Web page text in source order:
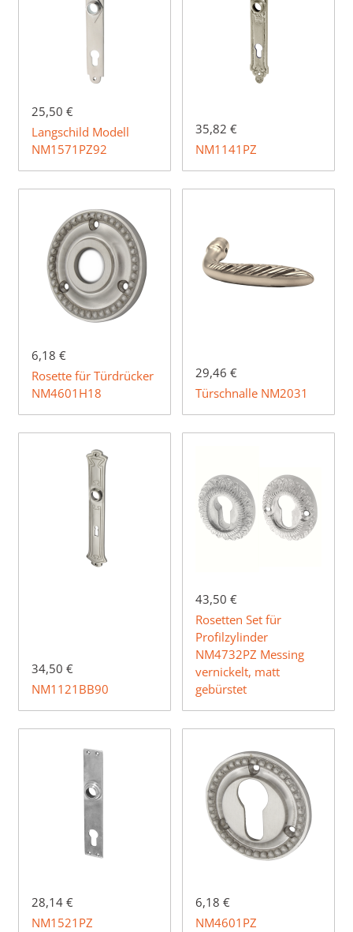
25,50 €
Langschild Modell
NM1571PZ92
35,82 €
NM1141PZ
6,18 €
Rosette für Türdrücker
NM4601H18
29,46 €
Türschnalle NM2031
34,50 €
NM1121BB90
43,50 €
Rosetten Set für
Profilzylinder
NM4732PZ Messing
vernickelt, matt
gebürstet
28,14 €
NM1521PZ
6,18 €
NM4601PZ